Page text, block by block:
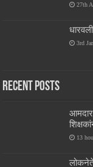
27th
3rd
Recent Posts
आमदार
13